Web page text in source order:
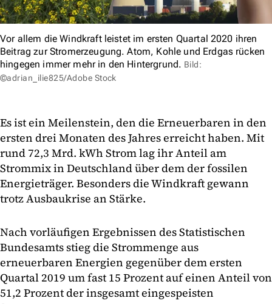
Vor allem die Windkraft leistet im ersten Quartal 2020 ihren
Beitrag zur Stromerzeugung. Atom, Kohle und Erdgas rücken
hingegen immer mehr in den Hintergrund. Bild:
©adrian_ilie825/Adobe Stock
Es ist ein Meilenstein, den die Erneuerbaren in den
ersten drei Monaten des Jahres erreicht haben. Mit
rund 72,3 Mrd. kWh Strom lag ihr Anteil am
Strommix in Deutschland über dem der fossilen
Energieträger. Besonders die Windkraft gewann
trotz Ausbaukrise an Stärke.
Nach vorläufigen Ergebnissen des Statistischen
Bundesamts stieg die Strommenge aus
erneuerbaren Energien gegenüber dem ersten
Quartal 2019 um fast 15 Prozent auf einen Anteil von
51,2 Prozent der insgesamt eingespeisten